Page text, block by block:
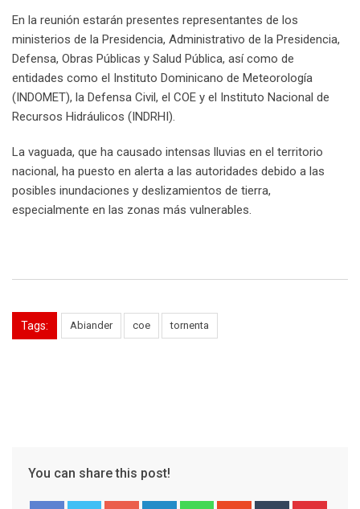
En la reunión estarán presentes representantes de los
ministerios de la Presidencia, Administrativo de la Presidencia,
Defensa, Obras Públicas y Salud Pública, así como de
entidades como el Instituto Dominicano de Meteorología
(INDOMET), la Defensa Civil, el COE y el Instituto Nacional de
Recursos Hidráulicos (INDRHI).
La vaguada, que ha causado intensas lluvias en el territorio
nacional, ha puesto en alerta a las autoridades debido a las
posibles inundaciones y deslizamientos de tierra,
especialmente en las zonas más vulnerables.
Tags: Abiander coe tornenta
You can share this post!